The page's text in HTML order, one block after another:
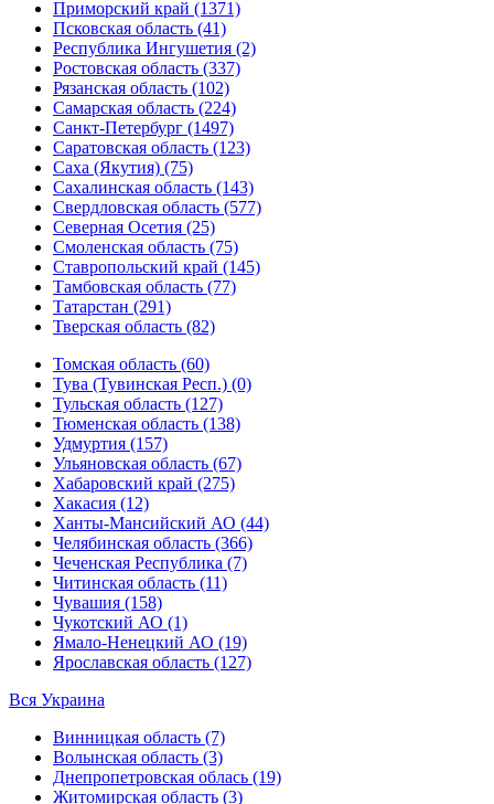
Приморский край (1371)
Псковская область (41)
Республика Ингушетия (2)
Ростовская область (337)
Рязанская область (102)
Самарская область (224)
Санкт-Петербург (1497)
Саратовская область (123)
Саха (Якутия) (75)
Сахалинская область (143)
Свердловская область (577)
Северная Осетия (25)
Смоленская область (75)
Ставропольский край (145)
Тамбовская область (77)
Татарстан (291)
Тверская область (82)
Томская область (60)
Тува (Тувинская Респ.) (0)
Тульская область (127)
Тюменская область (138)
Удмуртия (157)
Ульяновская область (67)
Хабаровский край (275)
Хакасия (12)
Ханты-Мансийский АО (44)
Челябинская область (366)
Чеченская Республика (7)
Читинская область (11)
Чувашия (158)
Чукотский АО (1)
Ямало-Ненецкий АО (19)
Ярославская область (127)
Вся Украина
Винницкая область (7)
Волынская область (3)
Днепропетровская облась (19)
Житомирская область (3)